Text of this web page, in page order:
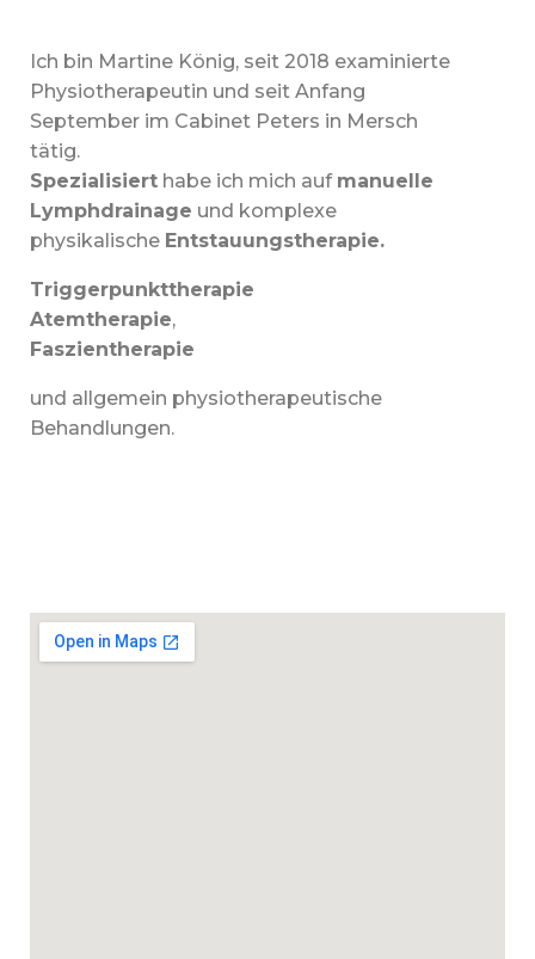
Ich bin Martine König, seit 2018 examinierte
Physiotherapeutin und seit Anfang
September im Cabinet Peters in Mersch
tätig.
Spezialisiert habe ich mich auf manuelle
Lymphdrainage und komplexe
physikalische Entstauungstherapie.
Triggerpunkttherapie
Atemtherapie,
Faszientherapie
und allgemein physiotherapeutische
Behandlungen.